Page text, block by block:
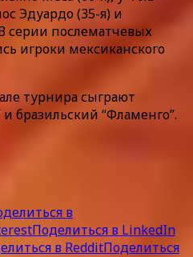
Эдуардо (35-я) и
серии послематчевых
игроки мексиканского
турнира сыграют
бразильский “Фламенго”.
в
Поделиться в LinkedIn
в RedditПоделиться